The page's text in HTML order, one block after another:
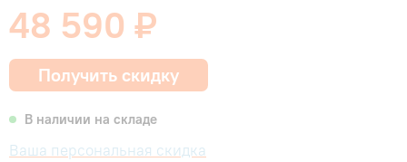
48 590 ₽
Получить скидку
В наличии на складе
Ваша персональная скидка